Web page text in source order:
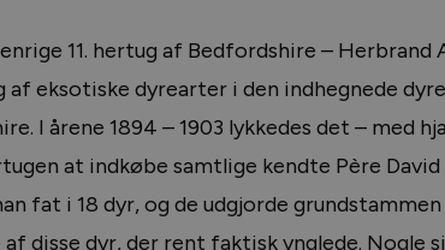
11. hertug af Bedfordshire – Herbrand
eksotiske dyrearter i den indhegnede
I årene 1894 – 1903 lykkedes det – med
at indkøbe samtlige kendte Père
fat i 18 dyr, og de udgjorde grundstammen
disse dyr, der rent faktisk ynglede. Nogle